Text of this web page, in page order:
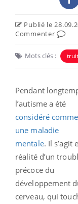
Publié le
Commenter
Mots clés :
Pendant
l’autisme a été
considéré comme
une maladie
mentale. Il s’agit
réalité d’un
précoce du
développement
cerveau, qui